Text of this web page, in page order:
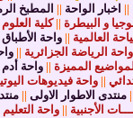
|| اخبار الواحة || المطبخ
و البيطرة ||كلية
العالمية || واحة
واحة الرياضة الجزائرية ||
المميزة || واحة أدم
|| واحة فيديوهات
منتدى الاطوار الاولى ||
الأجنبية || واحة التعليم